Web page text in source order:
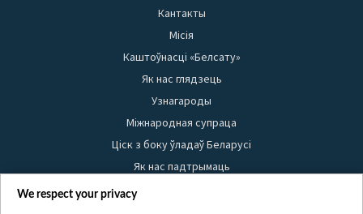
Кантакты
Місія
Каштоўнасці «Белсату»
Як нас глядзець
Узнагароды
Міжнародная супраца
Ціск з боку ўладаў Беларусі
Як нас падтрымаць
Правілы выкарыстання матэрыялаў
We respect your privacy